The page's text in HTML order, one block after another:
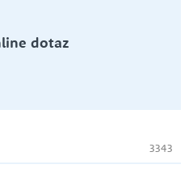
dotaz
3343